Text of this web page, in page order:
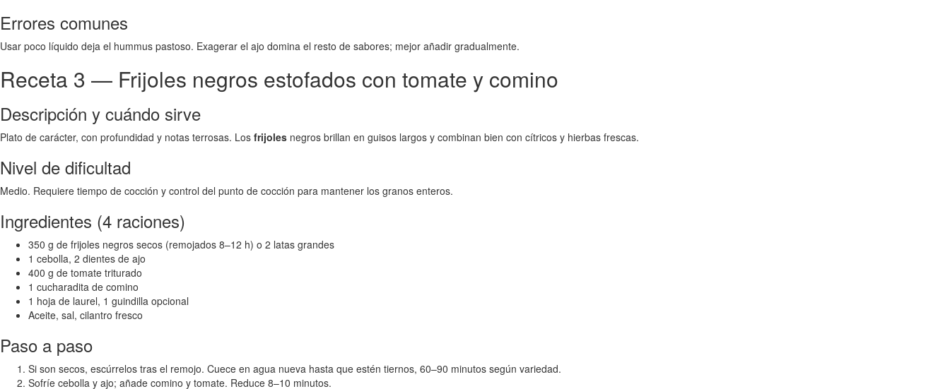
Errores comunes
Usar poco líquido deja el hummus pastoso. Exagerar el ajo domina el resto de sabores; mejor añadir gradualmente.
Receta 3 — Frijoles negros estofados con tomate y comino
Descripción y cuándo sirve
Plato de carácter, con profundidad y notas terrosas. Los frijoles negros brillan en guisos largos y combinan bien con cítricos y hierbas frescas.
Nivel de dificultad
Medio. Requiere tiempo de cocción y control del punto de cocción para mantener los granos enteros.
Ingredientes (4 raciones)
350 g de frijoles negros secos (remojados 8–12 h) o 2 latas grandes
1 cebolla, 2 dientes de ajo
400 g de tomate triturado
1 cucharadita de comino
1 hoja de laurel, 1 guindilla opcional
Aceite, sal, cilantro fresco
Paso a paso
Si son secos, escúrrelos tras el remojo. Cuece en agua nueva hasta que estén tiernos, 60–90 minutos según variedad.
Sofríe cebolla y ajo; añade comino y tomate. Reduce 8–10 minutos.